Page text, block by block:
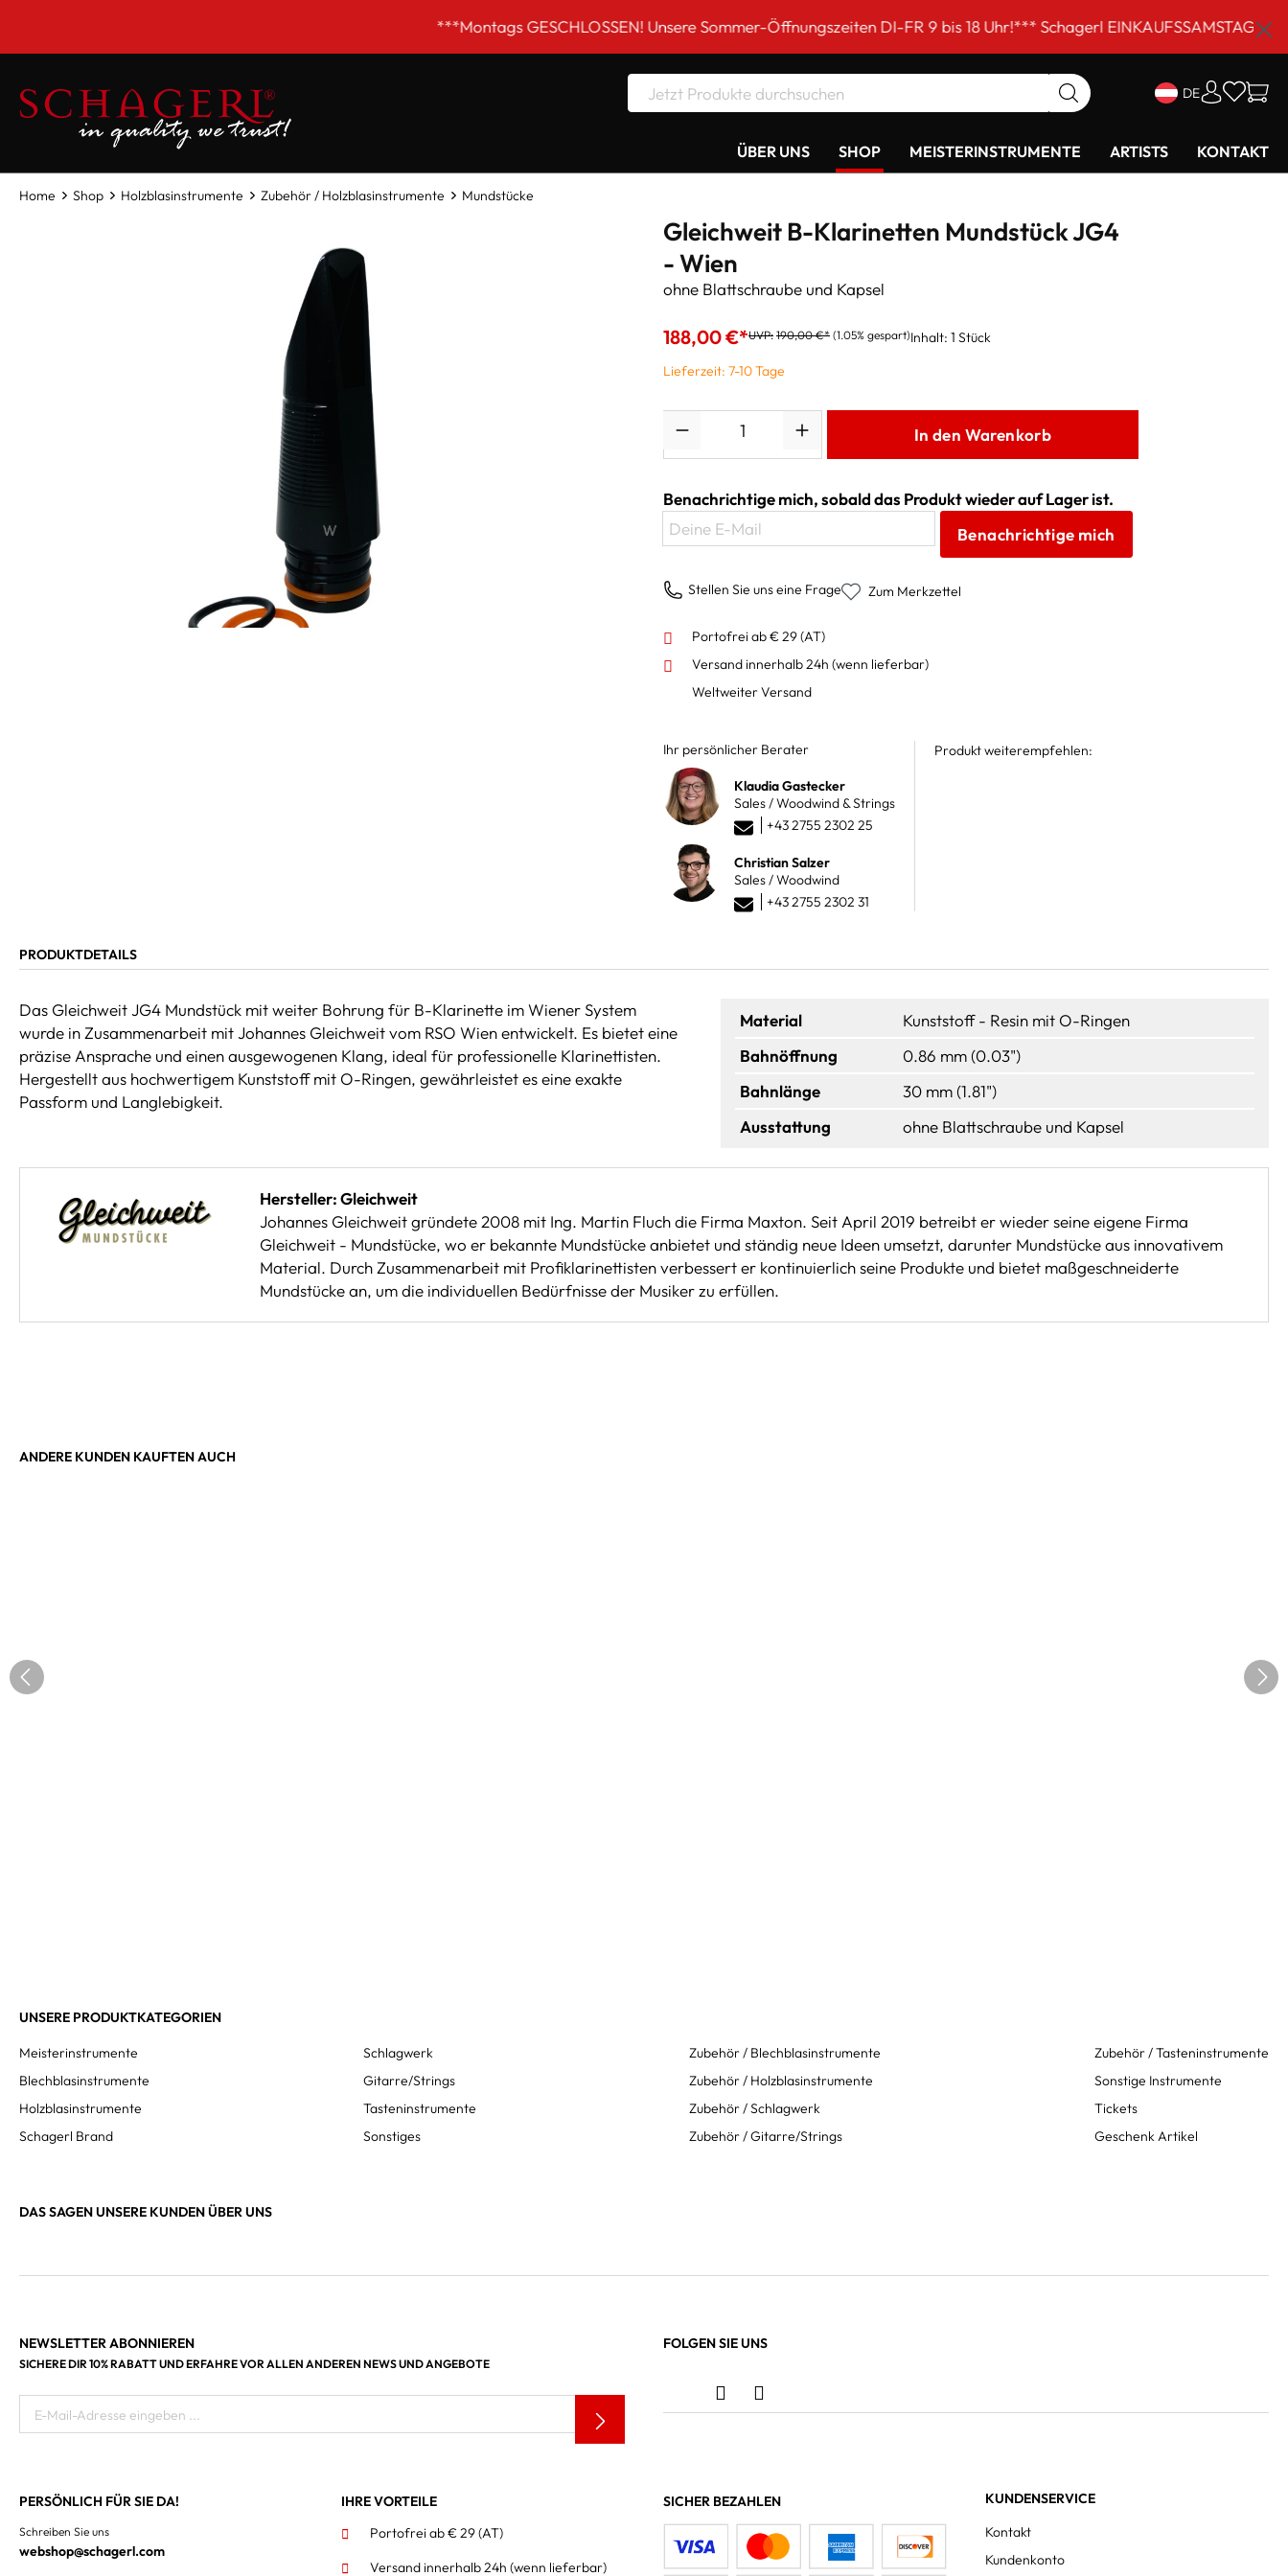
***Montags GESCHLOSSEN! Unsere Sommer-Öffnungszeiten DI-FR 9 bis 18 Uhr!*** Schagerl EINKAUFSSAMSTAG am 5.
DE
ÜBER UNS SHOP MEISTERINSTRUMENTE ARTISTS KONTAKT
Home Shop Holzblasinstrumente Zubehör / Holzblasinstrumente Mundstücke
Gleichweit B-Klarinetten Mundstück JG4
- Wien
ohne Blattschraube und Kapsel
188,00 €*UVP: 190,00 €* (1.05% gespart)Inhalt: 1 Stück
Lieferzeit: 7-10 Tage
In den Warenkorb
Benachrichtige mich, sobald das Produkt wieder auf Lager ist.
Deine E-Mail
Benachrichtige mich
Stellen Sie uns eine Frage Zum Merkzettel
Portofrei ab € 29 (AT)
Versand innerhalb 24h (wenn lieferbar)
Weltweiter Versand
Ihr persönlicher Berater
Klaudia Gastecker
Sales / Woodwind & Strings
+43 2755 2302 25
Christian Salzer
Sales / Woodwind
+43 2755 2302 31
Produkt weiterempfehlen:
PRODUKTDETAILS
Das Gleichweit JG4 Mundstück mit weiter Bohrung für B-Klarinette im Wiener System
wurde in Zusammenarbeit mit Johannes Gleichweit vom RSO Wien entwickelt. Es bietet eine
präzise Ansprache und einen ausgewogenen Klang, ideal für professionelle Klarinettisten.
Hergestellt aus hochwertigem Kunststoff mit O-Ringen, gewährleistet es eine exakte
Passform und Langlebigkeit.
Material
Kunststoff - Resin mit O-Ringen
Bahnöffnung
0.86 mm (0.03")
Bahnlänge
30 mm (1.81")
Ausstattung
ohne Blattschraube und Kapsel
Hersteller: Gleichweit
Johannes Gleichweit gründete 2008 mit Ing. Martin Fluch die Firma Maxton. Seit April 2019 betreibt er wieder seine eigene Firma
Gleichweit - Mundstücke, wo er bekannte Mundstücke anbietet und ständig neue Ideen umsetzt, darunter Mundstücke aus innovativem
Material. Durch Zusammenarbeit mit Profiklarinettisten verbessert er kontinuierlich seine Produkte und bietet maßgeschneiderte
Mundstücke an, um die individuellen Bedürfnisse der Musiker zu erfüllen.
ANDERE KUNDEN KAUFTEN AUCH
UNSERE PRODUKTKATEGORIEN
Meisterinstrumente
Blechblasinstrumente
Holzblasinstrumente
Schagerl Brand
Schlagwerk
Gitarre/Strings
Tasteninstrumente
Sonstiges
Zubehör / Blechblasinstrumente
Zubehör / Holzblasinstrumente
Zubehör / Schlagwerk
Zubehör / Gitarre/Strings
Zubehör / Tasteninstrumente
Sonstige Instrumente
Tickets
Geschenk Artikel
DAS SAGEN UNSERE KUNDEN ÜBER UNS
NEWSLETTER ABONNIEREN
SICHERE DIR 10% RABATT UND ERFAHRE VOR ALLEN ANDEREN NEWS UND ANGEBOTE
E-Mail-Adresse eingeben ...
FOLGEN SIE UNS
PERSÖNLICH FÜR SIE DA!
Schreiben Sie uns
webshop@schagerl.com
IHRE VORTEILE
Portofrei ab € 29 (AT)
Versand innerhalb 24h (wenn lieferbar)
SICHER BEZAHLEN
KUNDENSERVICE
Kontakt
Kundenkonto